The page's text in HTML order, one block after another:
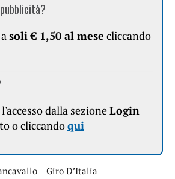
soli € 1,50 al mese cliccando
dalla sezioneLogin
o cliccandoqui
Giro D’Italia